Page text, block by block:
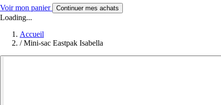
Voir mon panier Continuer mes achats
Loading...
Accueil
/ Mini-sac Eastpak Isabella